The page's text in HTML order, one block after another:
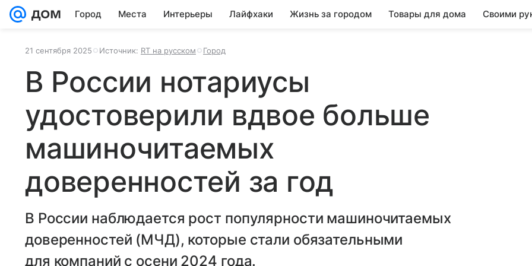
Город Места Интерьеры Лайфхаки Жизнь за городом Товары для дома Своими
21 сентября 2025 Источник: RT на русском Город
В России нотариусы
удостоверили вдвое больше
машиночитаемых
доверенностей за год
В России наблюдается рост популярности машиночитаемых
доверенностей (МЧД), которые стали обязательными
для компаний с осени 2024 года.